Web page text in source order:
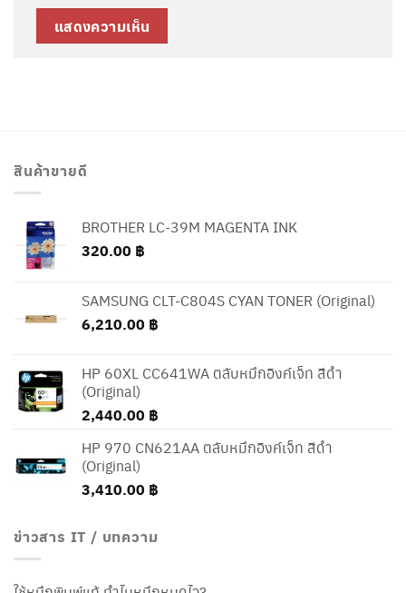
สินค้าขายดี
BROTHER LC-39M MAGENTA INK
320.00 ฿
SAMSUNG CLT-C804S CYAN TONER (Original)
6,210.00 ฿
HP 60XL CC641WA ตลับหมึกอิงค์เจ็ท สีดำ
(Original)
2,440.00 ฿
HP 970 CN621AA ตลับหมึกอิงค์เจ็ท สีดำ
(Original)
3,410.00 ฿
ข่าวสาร IT / บทความ